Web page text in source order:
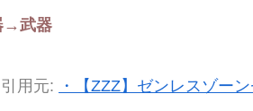
→武器
引用元: ・【ZZZ】ゼンレスゾー